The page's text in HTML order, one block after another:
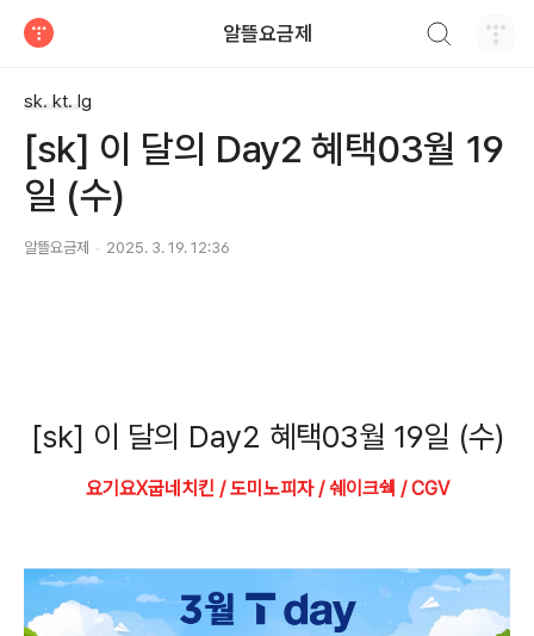
알뜰요금제
sk. kt. lg
[sk] 이 달의 Day2 혜택03월 19
일 (수)
알뜰요금제 2025. 3. 19. 12:36
[sk] 이 달의 Day2 혜택03월 19일 (수)
요기요X굽네치킨 / 도미노피자 / 쉐이크쉑 / CGV